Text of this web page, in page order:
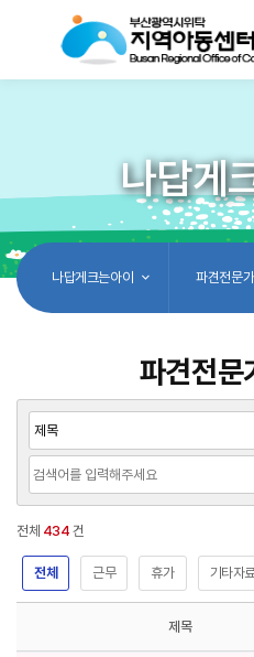
나답게
나답게크는아이 파견전문
파견전문
전체 434 건
전체 근무 휴가 기타자
제목